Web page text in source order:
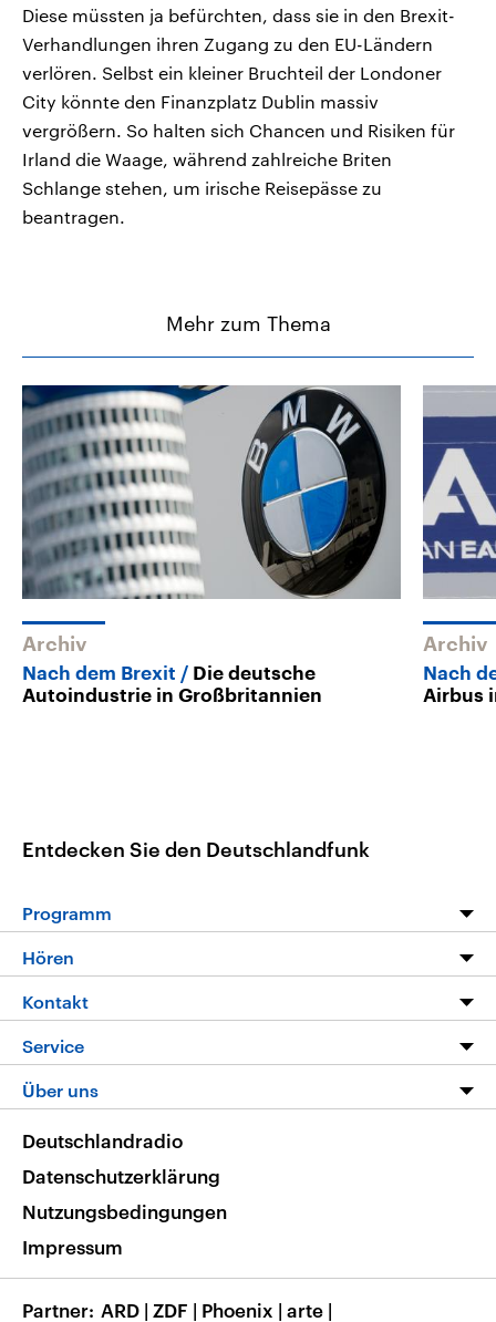
Diese müssten ja befürchten, dass sie in den Brexit-
Verhandlungen ihren Zugang zu den EU-Ländern
verlören. Selbst ein kleiner Bruchteil der Londoner
City könnte den Finanzplatz Dublin massiv
vergrößern. So halten sich Chancen und Risiken für
Irland die Waage, während zahlreiche Briten
Schlange stehen, um irische Reisepässe zu
beantragen.
Mehr zum Thema
Archiv
Nach dem Brexit
Die deutsche
Autoindustrie in Großbritannien
Archiv
Nach
Airbus
Entdecken Sie den Deutschlandfunk
Programm
Programm
Die Nachrichten
Nachrichtenleicht
Neue Beiträge auf dlf.de
Hören
Livestream
Podcasts
Deutschlandfunk App
Nachrichten App
Frequenzen
Kontakt
Hörerservice
Service
FAQ
Veranstaltungen
Musikliste
RSS
Über uns
Barrierefreiheit
Deutschlandradio
Datenschutzerklärung
Nutzungsbedingungen
Impressum
Partner ARD | ZDF | Phoenix | arte |